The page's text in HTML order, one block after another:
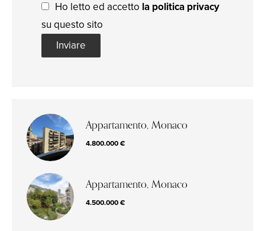
Ho letto ed accetto la politica privacy
su questo sito
Inviare
Appartamento, Monaco
4.800.000 €
Appartamento, Monaco
4.500.000 €